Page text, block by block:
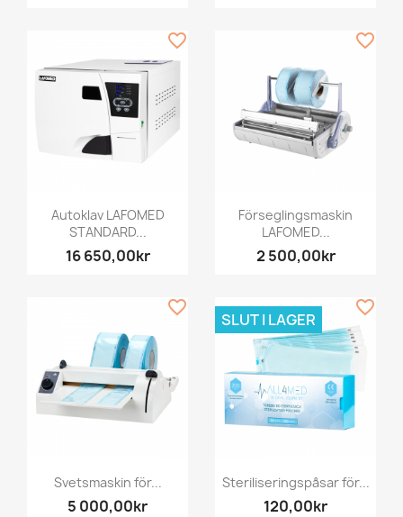
Autoklav LAFOMED
STANDARD...
16 650,00kr
favorite_border
Förseglingsmaskin
LAFOMED...
2 500,00kr
favorite_border
Svetsmaskin för...
5 000,00kr
favorite_border
Steriliseringspåsar för...
120,00kr
SLUT I LAGER
favorite_border